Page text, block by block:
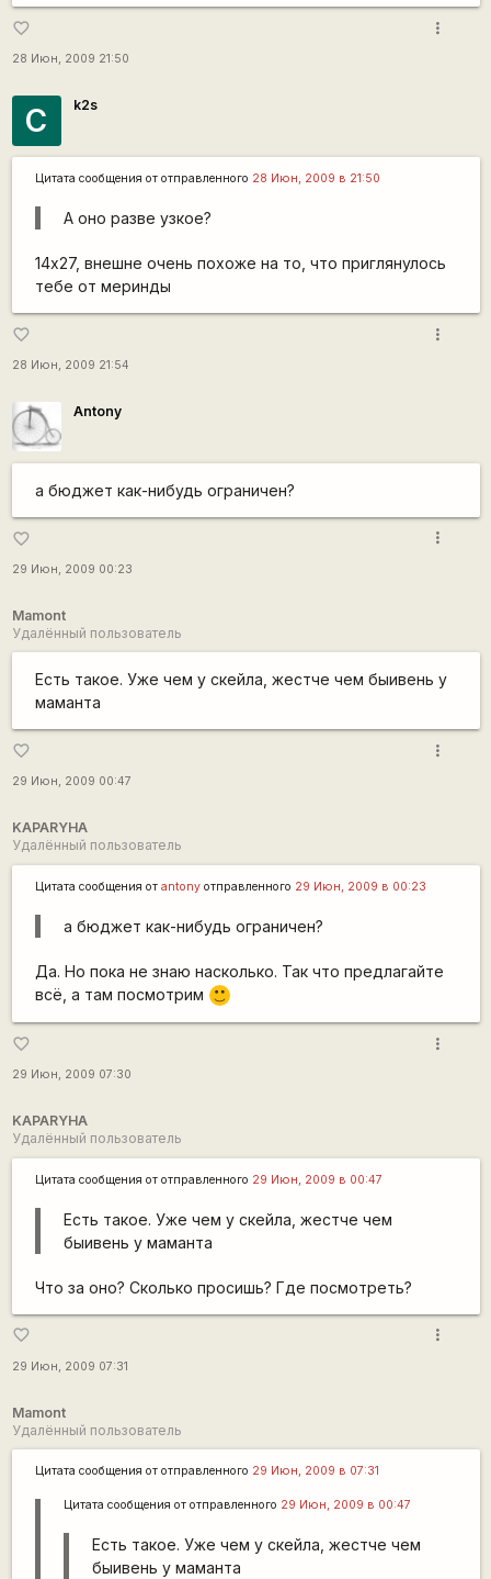
favorite_border
28 Июн, 2009 21:50
more_vert
С k2s
Цитата сообщения от отправленного 28 Июн, 2009 в 21:50
А оно разве узкое?
14х27, внешне очень похоже на то, что приглянулось
тебе от меринды
favorite_border
28 Июн, 2009 21:54
more_vert
Antony
а бюджет как-нибудь ограничен?
favorite_border
29 Июн, 2009 00:23
more_vert
Mamont
Удалённый пользователь
Есть такое. Уже чем у скейла, жестче чем быивень у
маманта
favorite_border
29 Июн, 2009 00:47
more_vert
KAPARYHA
Удалённый пользователь
Цитата сообщения от antonyотправленного 29 Июн, 2009 в 00:23
а бюджет как-нибудь ограничен?
Да. Но пока не знаю насколько. Так что предлагайте
всё, а там посмотрим
:)
favorite_border
29 Июн, 2009 07:30
more_vert
KAPARYHA
Удалённый пользователь
Цитата сообщения от отправленного 29 Июн, 2009 в 00:47
Есть такое. Уже чем у скейла, жестче чем
быивень у маманта
Что за оно? Сколько просишь? Где посмотреть?
favorite_border
29 Июн, 2009 07:31
more_vert
Mamont
Удалённый пользователь
Цитата сообщения от отправленного 29 Июн, 2009 в 07:31
Цитата сообщения от отправленного 29 Июн, 2009 в 00:47
Есть такое. Уже чем у скейла, жестче чем
быивень у маманта